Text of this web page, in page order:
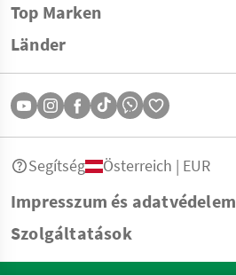
Top Marken
Länder
Impresszum és adatvédelem
Szolgáltatások
Segítség Österreich | EUR